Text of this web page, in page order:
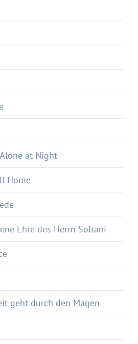
at Night
Home
Ehre des Herrn Soltani
geht durch den Magen